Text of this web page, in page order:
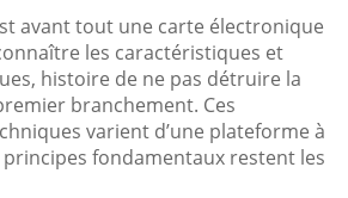
avant tout une carte électronique
les caractéristiques et
histoire de ne pas détruire la
branchement. Ces
varient d’une plateforme à
principes fondamentaux restent les